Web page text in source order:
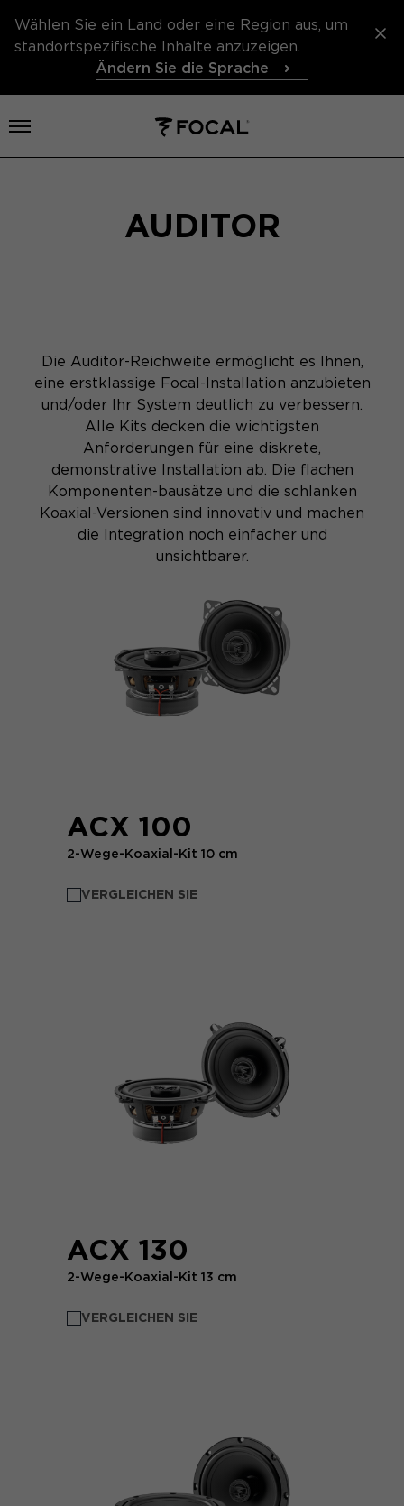
Wählen Sie ein Land oder eine Region aus, um
standortspezifische Inhalte anzuzeigen.
Ändern Sie die Sprache
Menü öffnen
AUDITOR
Die Auditor-Reichweite ermöglicht es Ihnen,
eine erstklassige Focal-Installation anzubieten
und/oder Ihr System deutlich zu verbessern.
Alle Kits decken die wichtigsten
Anforderungen für eine diskrete,
demonstrative Installation ab. Die flachen
Komponenten-bausätze und die schlanken
Koaxial-Versionen sind innovativ und machen
die Integration noch einfacher und
unsichtbarer.
ACX 100
2-Wege-Koaxial-Kit 10 cm
VERGLEICHEN SIE
ACX 130
2-Wege-Koaxial-Kit 13 cm
VERGLEICHEN SIE